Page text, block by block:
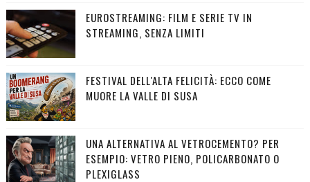
EUROSTREAMING: FILM E SERIE TV IN
STREAMING, SENZA LIMITI
FESTIVAL DELL'ALTA FELICITÀ: ECCO COME
MUORE LA VALLE DI SUSA
UNA ALTERNATIVA AL VETROCEMENTO? PER
ESEMPIO: VETRO PIENO, POLICARBONATO O
PLEXIGLASS